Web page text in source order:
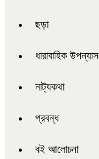
ছড়া
ধারাবাহিক উপন্যাস
নাট্যকথা
প্রবন্ধ
বই আলোচনা